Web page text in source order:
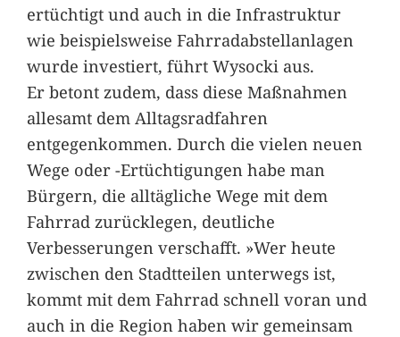
ertüchtigt und auch in die Infrastruktur
wie beispielsweise Fahrradabstellanlagen
wurde investiert, führt Wysocki aus.
Er betont zudem, dass diese Maßnahmen
allesamt dem Alltagsradfahren
entgegenkommen. Durch die vielen neuen
Wege oder -Ertüchtigungen habe man
Bürgern, die alltägliche Wege mit dem
Fahrrad zurücklegen, deutliche
Verbesserungen verschafft. »Wer heute
zwischen den Stadtteilen unterwegs ist,
kommt mit dem Fahrrad schnell voran und
auch in die Region haben wir gemeinsam